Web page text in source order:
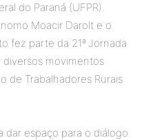
do Paraná (UFPR).
Moacir Darolt e o
fez parte da 21ª Jornada
movimentos
de Trabalhadores Rurais
dar espaço para o diálogo